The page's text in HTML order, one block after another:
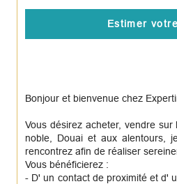
Estimer
Bonjour et bienvenue chez
Vous désirez acheter, vendre
noble, Douai et aux alentours,
rencontrez afin de réaliser
Vous bénéficierez :
- D' un contact de proximité et d'